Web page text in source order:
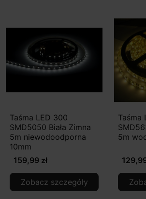
Taśma LED 300
SMD5050 Biała Zimna
5m niewodoodporna
10mm
159,99 zł
Zobacz szczegóły
Taśma
5m